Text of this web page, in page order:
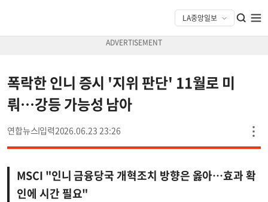
폭락한 인니 증시 '지위 판단' 11월로 미
뤄…강등 가능성 남아
연합뉴스 2026.06.23 23:26
MSCI "인니 금융당국 개혁조치 방향은 옳아…효과 확
인에 시간 필요"